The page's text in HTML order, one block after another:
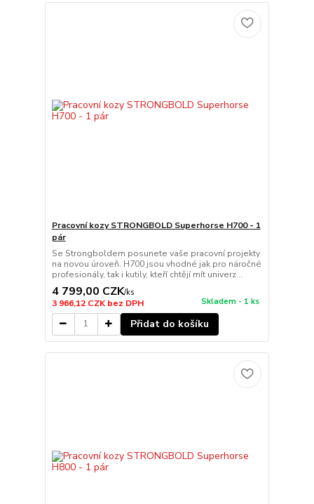
Pracovní kozy STRONGBOLD Superhorse H700 - 1
pár
Se Strongboldem posunete vaše pracovní projekty
na novou úroveň. H700 jsou vhodné jak pro náročné
profesionály, tak i kutily, kteří chtějí mít univerz...
4 799,00 CZK/ks
3 966,12 CZKbez DPH Skladem - 1 ks
Přidat do košíku